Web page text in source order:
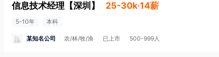
信息技术经理 【深圳 】 25-30k·14薪
5-10年 本科
某知名公司 农/林/牧/渔 已上市 500-999人